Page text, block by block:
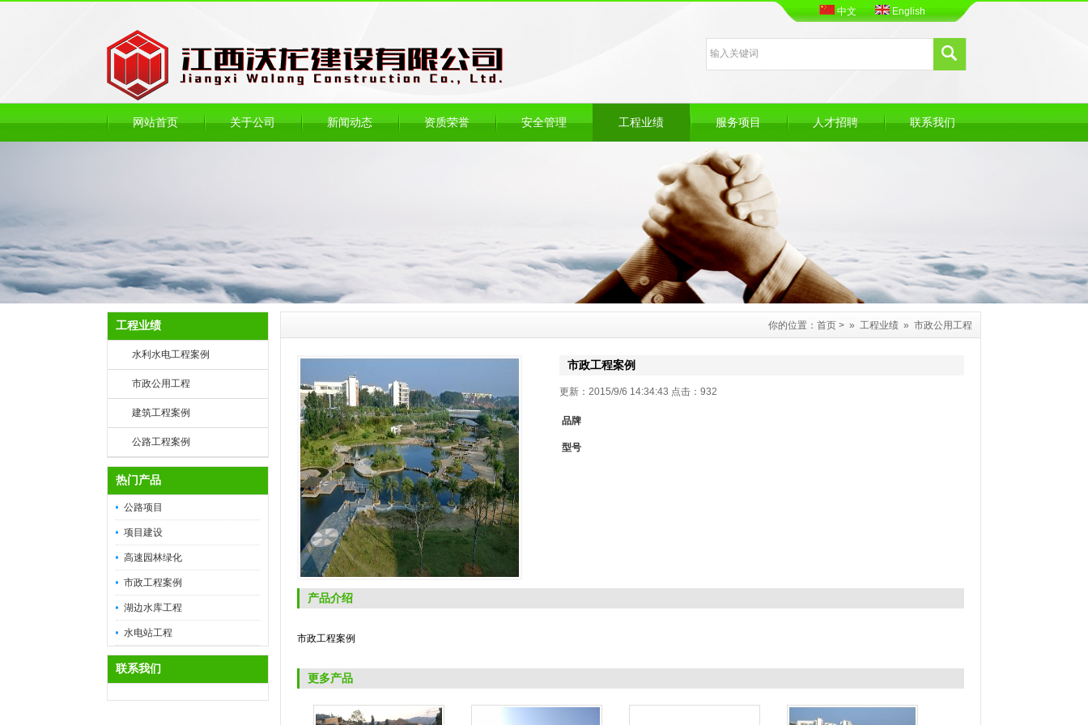
中文 English
网站首页 关于公司 新闻动态 资质荣誉 安全管理 工程业绩 服务项目 人才招聘 联系我们
1
工程业绩
水利水电工程案例
市政公用工程
建筑工程案例
公路工程案例
热门产品
公路项目
项目建设
高速园林绿化
市政工程案例
湖边水库工程
水电站工程
联系我们
你的位置： 首页 > » 工程业绩 » 市政公用工程
市政工程案例
更新：2015/9/6 14:34:43 点击： 932
品牌
型号
产品介绍
市政工程案例
更多产品